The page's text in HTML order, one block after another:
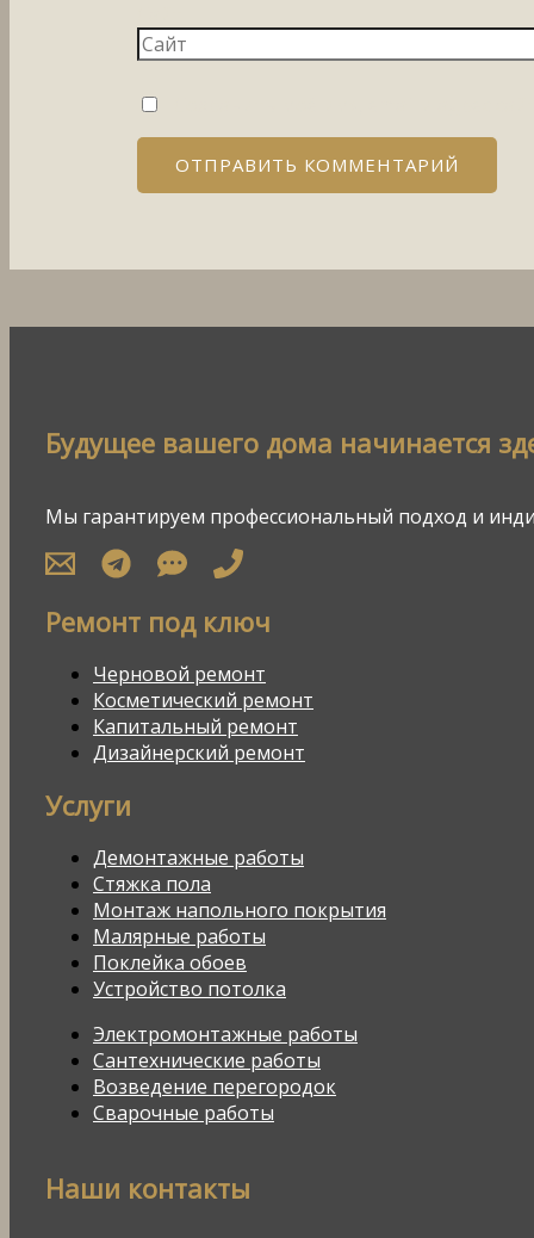
Будущее вашего дома начинается
Мы гарантируем профессиональный подход и
Ремонт под ключ
Черновой ремонт
Косметический ремонт
Капитальный ремонт
Дизайнерский ремонт
Услуги
Демонтажные работы
Стяжка пола
Монтаж напольного покрытия
Малярные работы
Поклейка обоев
Устройство потолка
Электромонтажные работы
Сантехнические работы
Возведение перегородок
Сварочные работы
Наши контакты